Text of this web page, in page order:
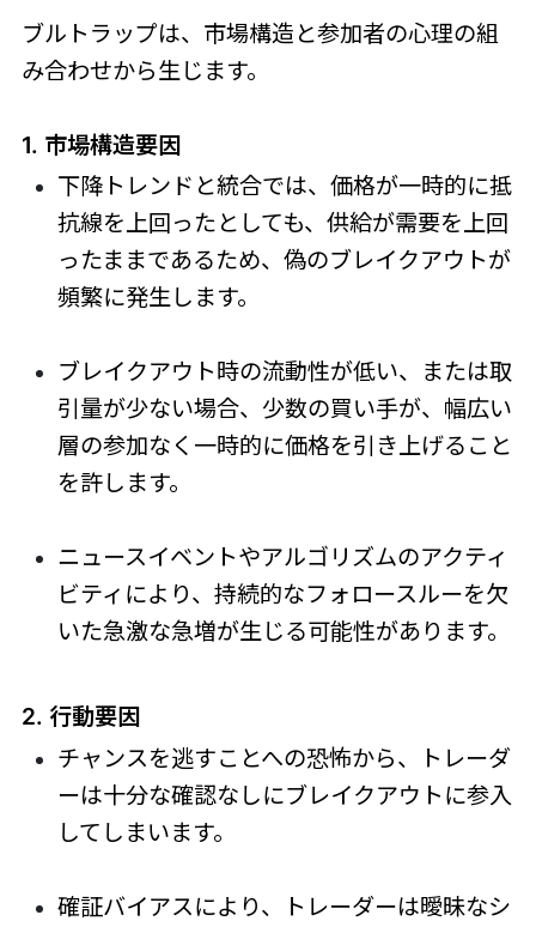
ブルトラップは、市場構造と参加者の心理の組
み合わせから生じます。
1. 市場構造要因
下降トレンドと統合では、価格が一時的に抵
抗線を上回ったとしても、供給が需要を上回
ったままであるため、偽のブレイクアウトが
頻繁に発生します。
ブレイクアウト時の流動性が低い、または取
引量が少ない場合、少数の買い手が、幅広い
層の参加なく一時的に価格を引き上げること
を許します。
ニュースイベントやアルゴリズムのアクティ
ビティにより、持続的なフォロースルーを欠
いた急激な急増が生じる可能性があります。
2. 行動要因
チャンスを逃すことへの恐怖から、トレーダ
ーは十分な確認なしにブレイクアウトに参入
してしまいます。
確証バイアスにより、トレーダーは曖昧なシ